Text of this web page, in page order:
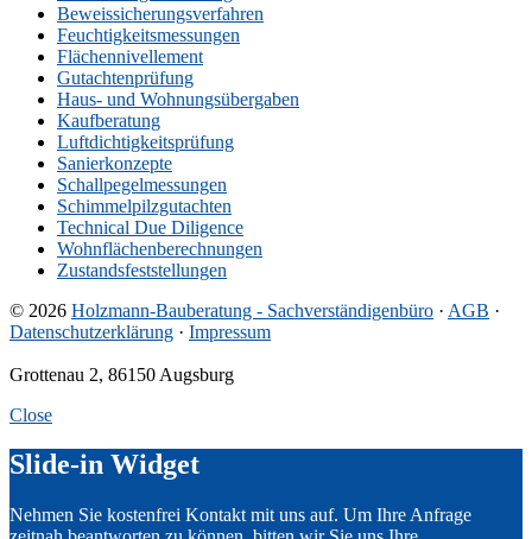
Beweissicherungsverfahren
Feuchtigkeitsmessungen
Flächennivellement
Gutachtenprüfung
Haus- und Wohnungsübergaben
Kaufberatung
Luftdichtigkeitsprüfung
Sanierkonzepte
Schallpegelmessungen
Schimmelpilzgutachten
Technical Due Diligence
Wohnflächenberechnungen
Zustandsfeststellungen
© 2026 Holzmann-Bauberatung - Sachverständigenbüro · AGB ·
Datenschutzerklärung · Impressum
Grottenau 2, 86150 Augsburg
Close
Slide-in Widget
Nehmen Sie kostenfrei Kontakt mit uns auf. Um Ihre Anfrage